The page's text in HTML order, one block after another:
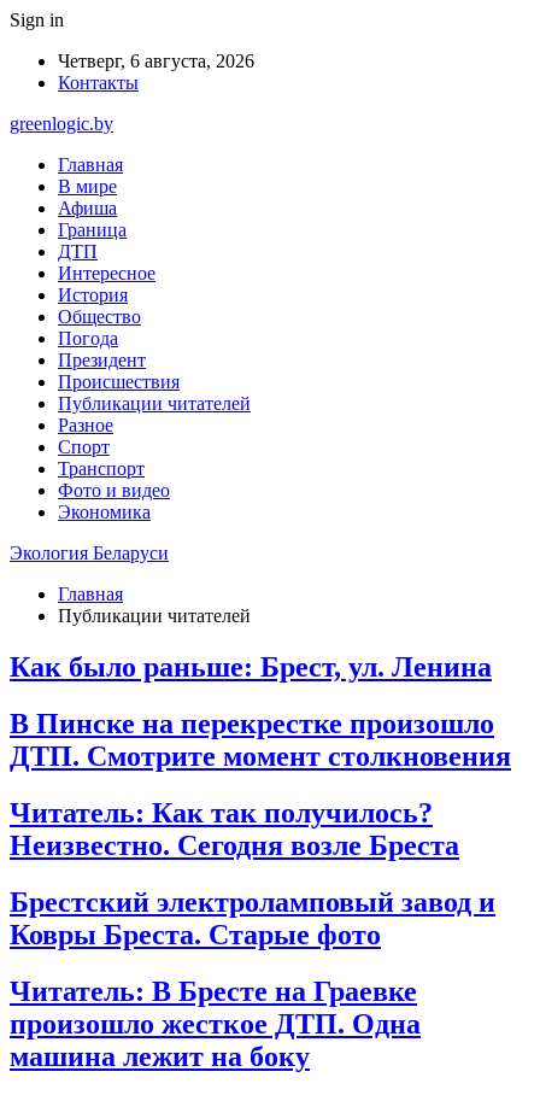
Sign in
Четверг, 6 августа, 2026
Контакты
greenlogic.by
Главная
В мире
Афиша
Граница
ДТП
Интересное
История
Общество
Погода
Президент
Происшествия
Публикации читателей
Разное
Спорт
Транспорт
Фото и видео
Экономика
Экология Беларуси
Главная
Публикации читателей
Как было раньше: Брест, ул. Ленина
В Пинске на перекрестке произошло
ДТП. Смотрите момент столкновения
Читатель: Как так получилось?
Неизвестно. Сегодня возле Бреста
Брестский электроламповый завод и
Ковры Бреста. Старые фото
Читатель: В Бресте на Граевке
произошло жесткое ДТП. Одна
машина лежит на боку